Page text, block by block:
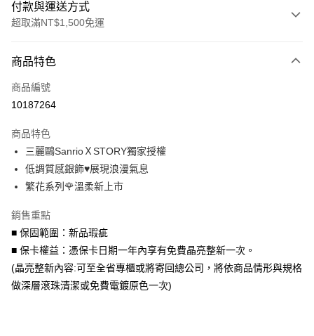
付款與運送方式
超取滿NT$1,500免運
信用卡一次付款
信用卡分期付款
合作金庫商業銀行
華南商業銀行
上海商業儲蓄銀行
國泰世華商業銀行
匯豐（台灣）商業銀行
聯邦商業銀行
元大商業銀行
永豐商業銀行
台新國際商業銀行
中國信託商業銀行
台灣樂天信用卡公司
6 期 0 利率 每期
華南商業銀行
上海商業儲蓄銀行
臺灣中小企業銀行
匯豐（台灣）商業銀行
聯邦商業銀行
遠東國際商業銀行
元大商業銀行
永豐商業銀行
玉山商業銀行
超商取貨付款
LINE Pay
Apple Pay
街口支付
悠遊付
商品特色
商品編號
10187264
商品特色
三麗鷗SanrioＸSTORY獨家授權
低調質感銀飾♥展現浪漫氣息
繁花系列🌹溫柔新上市
銷售重點
■ 保固範圍：新品瑕疵
■ 保卡權益：憑保卡日期一年內享有免費晶亮整新一次。
(晶亮整新內容:可至全省專櫃或將寄回總公司，將依商品情形與規格
做深層滾珠清潔或免費電鍍原色一次)